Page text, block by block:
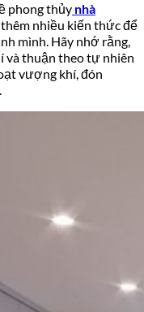
phong thủy nhà
thêm nhiều kiến thức để
mình. Hãy nhớ rằng,
và thuận theo tự nhiên
vượng khí, đón